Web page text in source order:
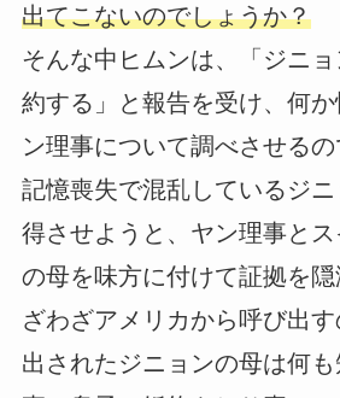
出てこないのでしょうか？
そんな中ヒムンは、「ジニ
約する」と報告を受け、何
ン理事について調べさせるの
記憶喪失で混乱しているジ
得させようと、ヤン理事と
の母を味方に付けて証拠を
ざわざアメリカから呼び出
出されたジニョンの母は何